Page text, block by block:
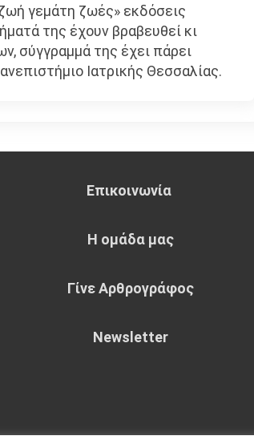
γεμάτη ζωές» εκδόσεις
της έχουν βραβευθεί κι
σύγγραμμά της έχει πάρει
Ιατρικής Θεσσαλίας.
Επικοινωνία
Η ομάδα μας
Γίνε Αρθρογράφος
Newsletter